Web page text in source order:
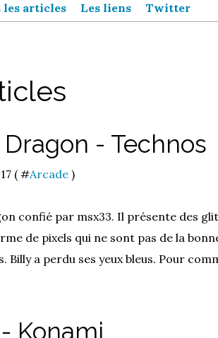
les articles Les liens Twitter
- Technos
( #Arcade )
confié par msx33. Il présente des
de pixels qui ne sont pas de la
Billy a perdu ses yeux bleus. Pour
Konami